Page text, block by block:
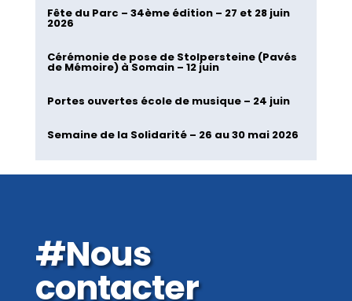
Fête du Parc – 34ème édition – 27 et 28 juin
2026
Cérémonie de pose de Stolpersteine (Pavés
de Mémoire) à Somain – 12 juin
Portes ouvertes école de musique – 24 juin
Semaine de la Solidarité – 26 au 30 mai 2026
#Nous
contacter